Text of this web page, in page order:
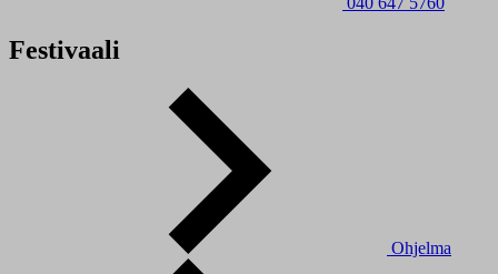
Festivaali
Ohjelma